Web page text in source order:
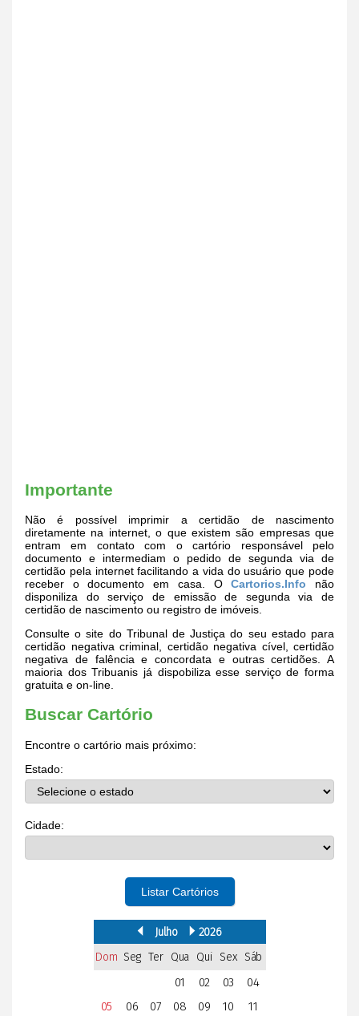
Importante
Não é possível imprimir a certidão de nascimento
diretamente na internet, o que existem são empresas que
entram em contato com o cartório responsável pelo
documento e intermediam o pedido de segunda via de
certidão pela internet facilitando a vida do usuário que pode
receber o documento em casa. OCartorios.Info não
disponiliza do serviço de emissão de segunda via de
certidão de nascimento ou registro de imóveis.
Consulte o site do Tribunal de Justiça do seu estado para
certidão negativa criminal, certidão negativa cível, certidão
negativa de falência e concordata e outras certidões. A
maioria dos Tribuanis já dispobiliza esse serviço de forma
gratuita e on-line.
Buscar Cartório
Encontre o cartório mais próximo:
Estado:
Cidade:
Listar Cartórios